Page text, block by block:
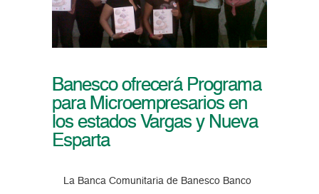
Banesco ofrecerá Programa
para Microempresarios en
los estados Vargas y Nueva
Esparta
La Banca Comunitaria de Banesco Banco